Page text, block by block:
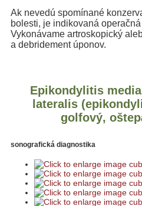
Ak nevedú spomínané
bolesti, je indikovaná
Vykonávame artroskopický
a debridement úponov.
Epikondylitis
lateralis
golfový,
sonografická diagnostika